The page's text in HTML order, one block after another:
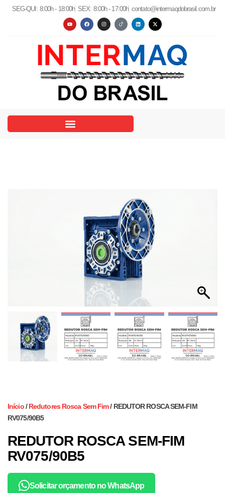
SEG-QUI: 8:00h - 18:00h SEX: 8:00h - 17:00h contato@intermaqdobrasil.com.br
Início/Redutores Rosca Sem Fim/ REDUTOR ROSCA SEM-FIM
RV075/90B5
REDUTOR ROSCA SEM-FIM
RV075/90B5
Solicitar orçamento no WhatsApp